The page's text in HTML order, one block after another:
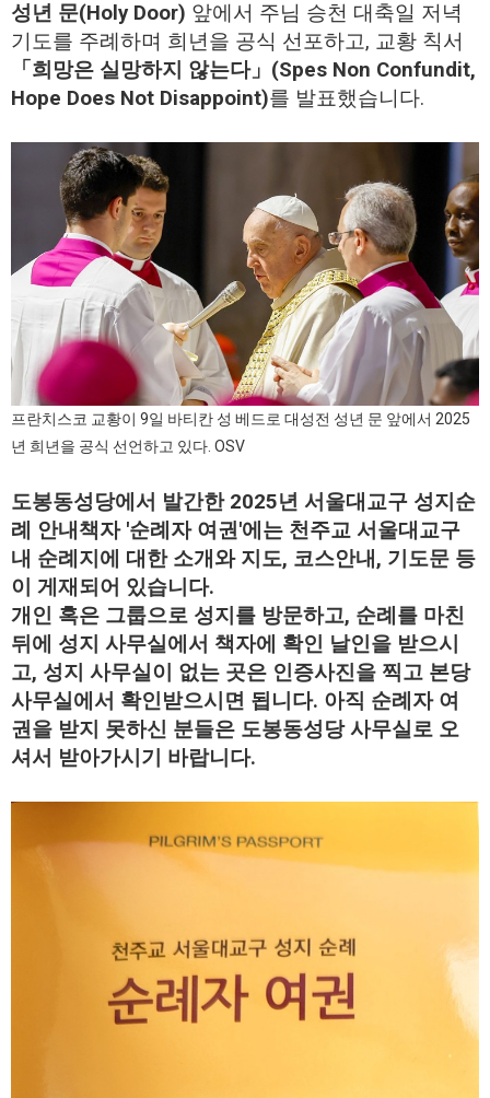
성년 문(Holy Door) 앞에서 주님 승천 대축일 저녁
기도를 주례하며 희년을 공식 선포하고, 교황 칙서
「희망은 실망하지 않는다」(Spes Non Confundit,
Hope Does Not Disappoint)를 발표했습니다.
프란치스코 교황이 9일 바티칸 성 베드로 대성전 성년 문 앞에서 2025
년 희년을 공식 선언하고 있다. OSV
도봉동성당에서 발간한 2025년 서울대교구 성지순
례 안내책자 '순례자 여권'에는 천주교 서울대교구
내 순례지에 대한 소개와 지도, 코스안내, 기도문 등
이 게재되어 있습니다.
개인 혹은 그룹으로 성지를 방문하고, 순례를 마친
뒤에 성지 사무실에 서 책자에 확인 날인을 받으시
고, 성지 사무실이 없는 곳은 인증사진을 찍고 본당
사무실에서 확인받으시면 됩 니다. 아직 순례자 여
권을 받지 못하신 분들은 도봉동성당 사무실로 오
셔서 받아가시기 바랍니다.